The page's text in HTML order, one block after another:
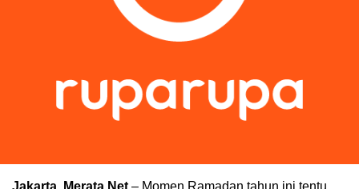
Jakarta, Merata.Net – Momen Ramadan tahun ini tentu